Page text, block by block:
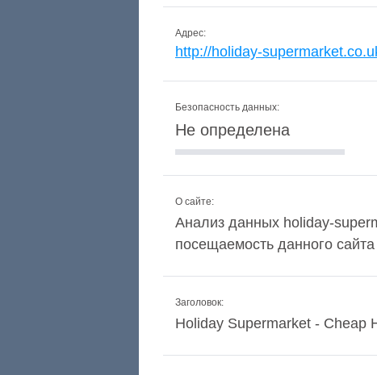
Адрес:
http://holiday-
Безопасность данных:
Не определена
О сайте:
Анализ данных holiday-
посещаемость данного сайта
Заголовок:
Holiday Supermarket - Cheap